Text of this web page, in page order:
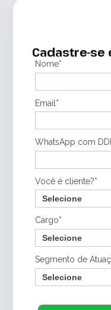
Cadastre-se
Nome*
Email*
WhatsApp com
Você é cliente?*
Cargo*
Segmento de